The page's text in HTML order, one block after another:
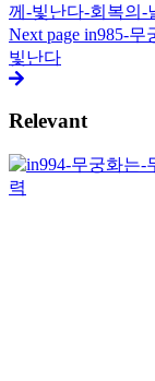
께-빛난다-회복의-
Next page in985-무
빛난다
Relevant